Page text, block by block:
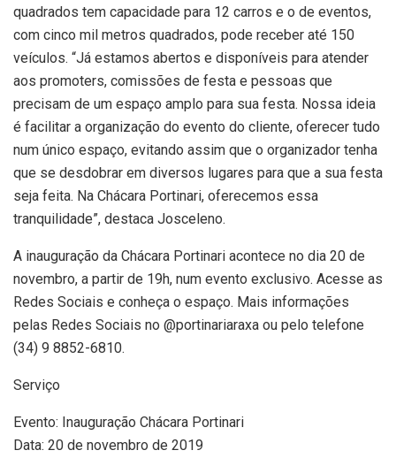
quadrados tem capacidade para 12 carros e o de eventos,
com cinco mil metros quadrados, pode receber até 150
veículos. “Já estamos abertos e disponíveis para atender
aos promoters, comissões de festa e pessoas que
precisam de um espaço amplo para sua festa. Nossa ideia
é facilitar a organização do evento do cliente, oferecer tudo
num único espaço, evitando assim que o organizador tenha
que se desdobrar em diversos lugares para que a sua festa
seja feita. Na Chácara Portinari, oferecemos essa
tranquilidade”, destaca Josceleno.
A inauguração da Chácara Portinari acontece no dia 20 de
novembro, a partir de 19h, num evento exclusivo. Acesse as
Redes Sociais e conheça o espaço. Mais informações
pelas Redes Sociais no @portinariaraxa ou pelo telefone
(34) 9 8852-6810.
Serviço
Evento: Inauguração Chácara Portinari
Data: 20 de novembro de 2019